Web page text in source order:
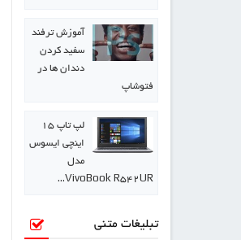
آموزش ترفند
سفید کردن
دندان ها در
فتوشاپ
لپ تاپ ۱۵
اینچی ایسوس
مدل
VivoBook R542UR…
تبلیغات متنی